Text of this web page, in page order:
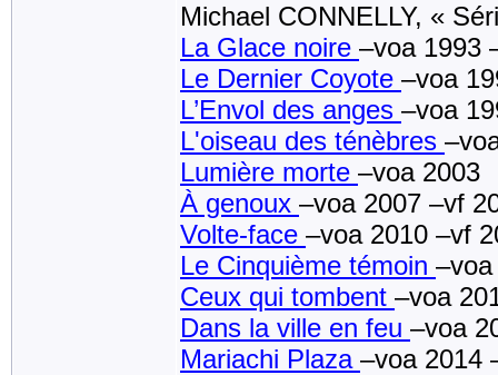
Michael CONNELLY, «
La Glace noire –voa 1993
Le Dernier Coyote –voa
L’Envol des anges –voa
L'oiseau des ténèbres
Lumière morte –voa 2003
À genoux –voa 2007 –vf
Volte-face –voa 2010 –vf
Le Cinquième témoin
Ceux qui tombent –voa
Dans la ville en feu –voa
Mariachi Plaza –voa 2014